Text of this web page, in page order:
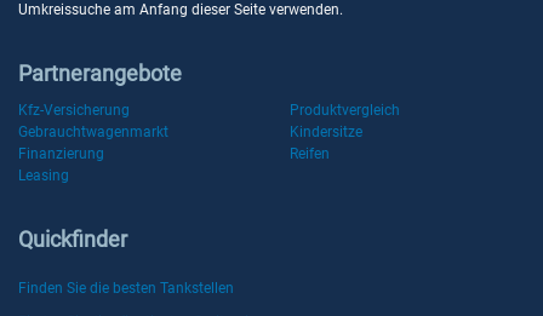
Umkreissuche am Anfang dieser Seite verwenden.
Partnerangebote
Kfz-Versicherung
Produktvergleich
Gebrauchtwagenmarkt
Kindersitze
Finanzierung
Reifen
Leasing
Quickfinder
Finden Sie die besten Tankstellen